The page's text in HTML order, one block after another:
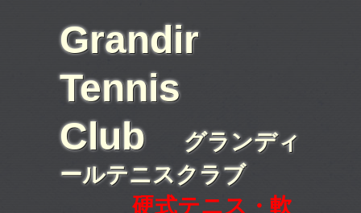
Grandir
Tennis
Club
グランディ
ールテニスクラブ
硬式テニス・軟